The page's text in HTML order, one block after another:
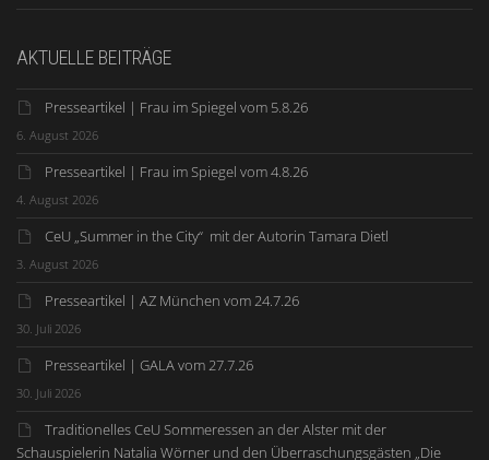
AKTUELLE BEITRÄGE
Presseartikel | Frau im Spiegel vom 5.8.26
6. August 2026
Presseartikel | Frau im Spiegel vom 4.8.26
4. August 2026
CeU „Summer in the City“ mit der Autorin Tamara Dietl
3. August 2026
Presseartikel | AZ München vom 24.7.26
30. Juli 2026
Presseartikel | GALA vom 27.7.26
30. Juli 2026
Traditionelles CeU Sommeressen an der Alster mit der
Schauspielerin Natalia Wörner und den Überraschungsgästen „Die